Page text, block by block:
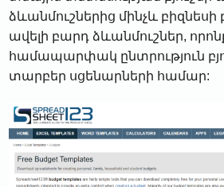
ձևանմուշներից մինչև
ավելի բարդ ձևանմուշներ,
համապարփակ ընտրություն
տարբեր սցենարների համար: